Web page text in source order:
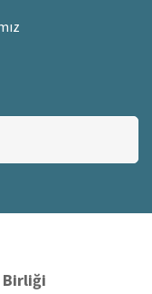
Birliği